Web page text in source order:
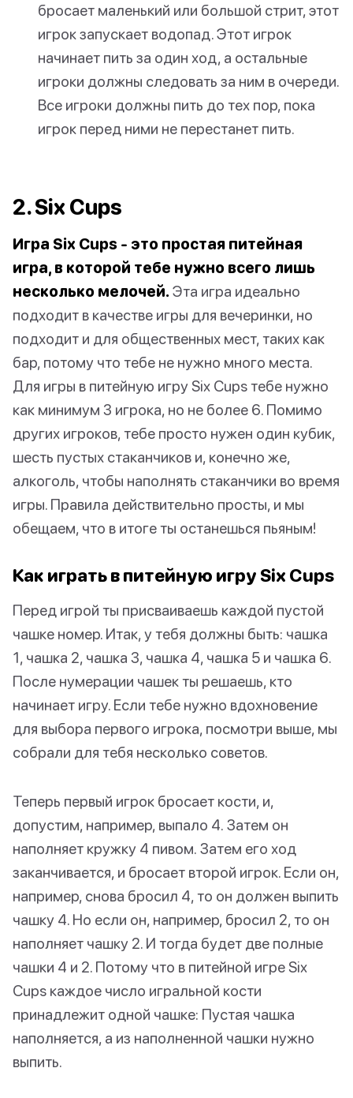
бросает маленький или большой стрит, этот
игрок запускает водопад. Этот игрок
начинает пить за один ход, а остальные
игроки должны следовать за ним в очереди.
Все игроки должны пить до тех пор, пока
игрок перед ними не перестанет пить.
2. Six Cups
Игра Six Cups - это простая питейная
игра, в которой тебе нужно всего лишь
несколько мелочей. Эта игра идеально
подходит в качестве игры для вечеринки, но
подходит и для общественных мест, таких как
бар, потому что тебе не нужно много места.
Для игры в питейную игру Six Cups тебе нужно
как минимум 3 игрока, но не более 6. Помимо
других игроков, тебе просто нужен один кубик,
шесть пустых стаканчиков и, конечно же,
алкоголь, чтобы наполнять стаканчики во время
игры. Правила действительно просты, и мы
обещаем, что в итоге ты останешься пьяным!
Как играть в питейную игру Six Cups
Перед игрой ты присваиваешь каждой пустой
чашке номер. Итак, у тебя должны быть: чашка
1, чашка 2, чашка 3, чашка 4, чашка 5 и чашка 6.
После нумерации чашек ты решаешь, кто
начинает игру. Если тебе нужно вдохновение
для выбора первого игрока, посмотри выше, мы
собрали для тебя несколько советов.
Теперь первый игрок бросает кости, и,
допустим, например, выпало 4. Затем он
наполняет кружку 4 пивом. Затем его ход
заканчивается, и бросает второй игрок. Если он,
например, снова бросил 4, то он должен выпить
чашку 4. Но если он, например, бросил 2, то он
наполняет чашку 2. И тогда будет две полные
чашки 4 и 2. Потому что в питейной игре Six
Cups каждое число игральной кости
принадлежит одной чашке: Пустая чашка
наполняется, а из наполненной чашки нужно
выпить.